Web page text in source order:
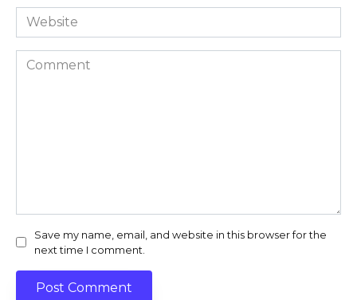
Website
Comment
Save my name, email, and website in this browser for the
next time I comment.